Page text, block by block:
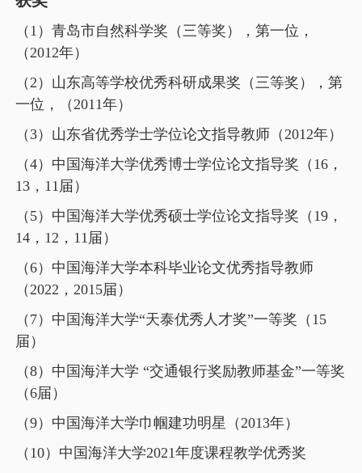
（ 1 ）青岛市自然科学奖（三等奖），第一位，
（ 2012年）
（ 2 ）山东高等学校优秀科研成果奖（三等奖），第
一位，（ 2011年）
（3）山东省优秀学士学位论文指导教师（ 2012年）
（4）中国海洋大学优秀博士学位论文指导奖（ 16，
13， 11 届）
（ 5）中国海洋大学优秀硕士学位论文指导奖（ 19，
14， 12 ， 11 届）
（6）中国海洋大学本科毕业论文优秀指导教师
（ 2022 ， 2015届）
（ 7）中国海洋大学“天泰优秀人才奖”一等奖（ 15
届）
（8）中国海洋大学 “交通银行奖励教师基金”一等奖
（6届）
（9）中国海洋大学巾帼建功明星（ 2013年）
（ 10）中国海洋大学2021年度课程教学优秀奖